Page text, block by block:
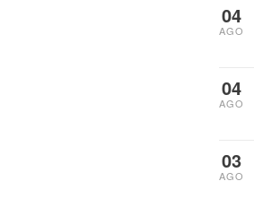
04
AGO
04
AGO
03
AGO